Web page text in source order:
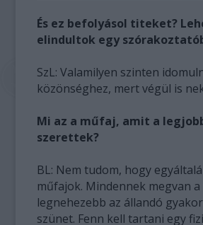
És ez befolyásol titeket?
elindultok egy
SzL: Valamilyen szinten
közönséghez, mert végül is
Mi az a műfaj, amit a
szerettek?
BL: Nem tudom, hogy
műfajok. Mindennek megvan a
legnehezebb az állandó
szünet. Fenn kell tartani egy